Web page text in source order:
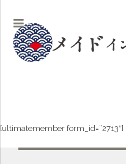
[ultimatemember form_id=”2713″]